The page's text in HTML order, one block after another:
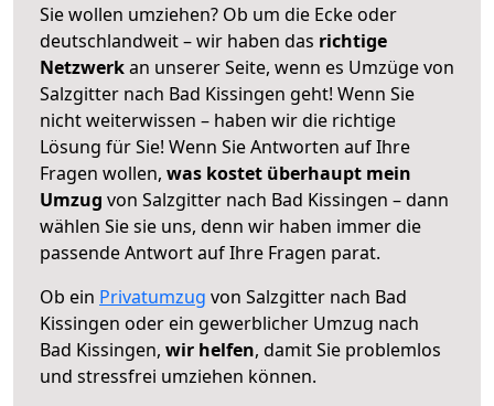
Sie wollen umziehen? Ob um die Ecke oder
deutschlandweit – wir haben das richtige
Netzwerkan unserer Seite, wenn es Umzüge von
Salzgitter nach Bad Kissingen geht! Wenn Sie
nicht weiterwissen – haben wir die richtige
Lösung für Sie! Wenn Sie Antworten auf Ihre
Fragen wollen, was kostet überhaupt mein
Umzug von Salzgitter nach Bad Kissingen – dann
wählen Sie sie uns, denn wir haben immer die
passende Antwort auf Ihre Fragen parat.
Ob ein Privatumzug von Salzgitter nach Bad
Kissingen oder ein gewerblicher Umzug nach
Bad Kissingen, wir helfen, damit Sie problemlos
und stressfrei umziehen können.